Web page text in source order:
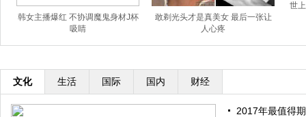
韩女主播爆红 不协调魔鬼身材J杯
吸睛
敢剃光头才是真美女 最后一张让
人心疼
世
文化 生活 国际 国内 财经
2017年最值得